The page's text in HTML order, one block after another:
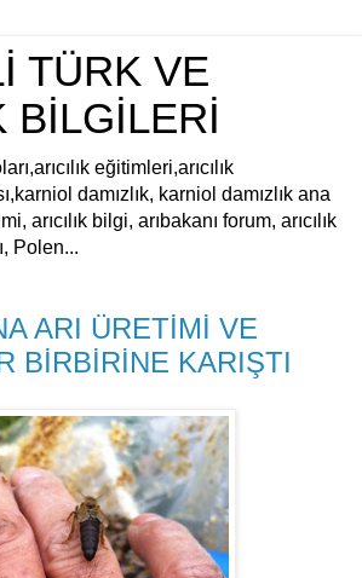
TÜRK VE
BİLGİLERİ
eğitimleri,arıcılık
damızlık, karniol damızlık ana
arıcılık bilgi, arıbakanı forum, arıcılık
Polen...
ARI ÜRETİMİ VE
BİRBİRİNE KARIŞTI